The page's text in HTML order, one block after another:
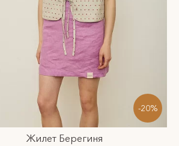
-20%
Жилет Берегиня